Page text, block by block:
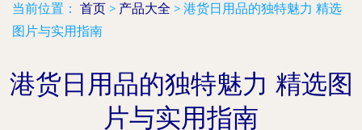
当前位置： 首页 > 产品大全 > 港货日用品的独特魅力 精选
图片与实用指南
港货日用品的独特魅力 精选图
片与实用指南